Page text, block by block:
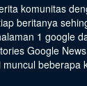
komunitas
beritanya
1 google
Google
beberapa